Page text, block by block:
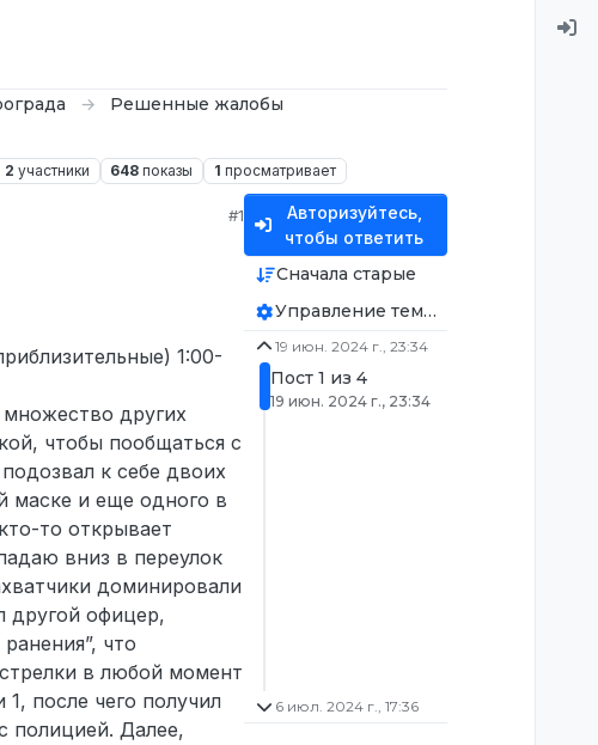
Решенные жалобы
2 участники 648 показы 1 просматривает
#1
1:00-
других
чтобы пообщаться с
к себе двоих
маске и еще одного в
то открывает
вниз в переулок
доминировали
другой офицер,
что
в любой момент
после чего получил
полицией. Далее,
Авторизуйтесь,
чтобы ответить
Сначала старые
Управление темой
19 июн. 2024 г., 23:34
Пост 1 из 4
19 июн. 2024 г., 23:34
6 июл. 2024 г., 17:36